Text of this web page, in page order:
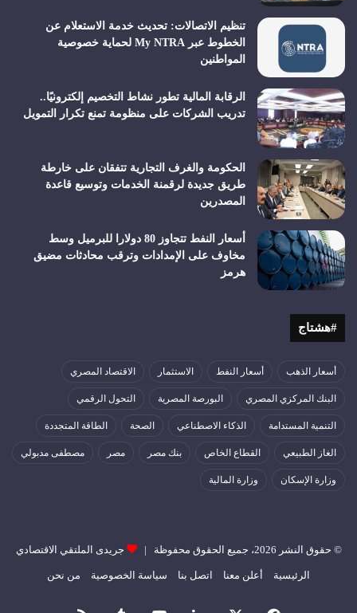
تنظيم الاتصالات: تحديث خدمة الاستعلام عن
الخطوط عبر My NTRA لحماية خصوصية
المواطنين
الرقابة المالية تطور نشاط التخصيم إلكترونيًا..
تدريب الشركات على منظومة تمنع تكرار التمويل
الحكومة والغرف التجارية تتفقان على خارطة
طريق جديدة لرقمنة الخدمات وتوسيع قاعدة
المصدرين
أسعار النفط تتجاوز 80 دولارا للبرميل وسط
مخاوف على الإمدادات وترقب محادثات مضيق
هرمز
#هشتاج
أسعار الذهب أسعار النفط الاستثمار الاقتصاد المصري
البنك المركزي المصري البورصة المصرية التحول الرقمي
التنمية المستدامة الذكاء الاصطناعي الصحة الطاقة المتجددة
الغاز الطبيعي القطاع الخاص بنك مصر مصر مصطفى مدبولي
وزارة الإسكان وزارة المالية
© حقوق النشر 2026، جميع الحقوق محفوظة | جريدى الملتقي الاقتصادي
الرئيسية أعلن معنا اتصل بنا سياسة الخصوصية من نحن